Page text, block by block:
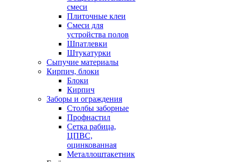
смеси
Плиточные клеи
Смеси для
устройства полов
Шпатлевки
Штукатурки
Сыпучие материалы
Кирпич, блоки
Блоки
Кирпич
Заборы и ограждения
Столбы заборные
Профнастил
Сетка рабица,
ЦПВС,
оцинкованная
Металлоштакетник